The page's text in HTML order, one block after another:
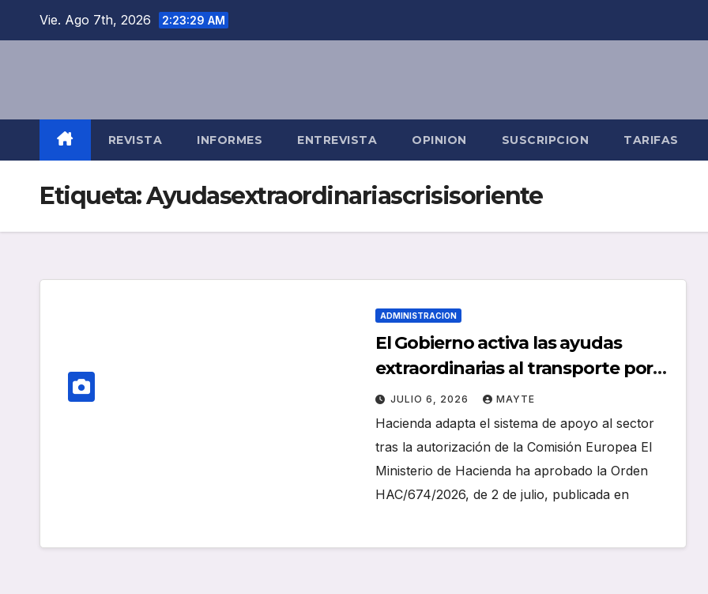
Vie. Ago 7th, 2026 2:23:29 AM
REVISTA INFORMES ENTREVISTA OPINION SUSCRIPCION TARIFAS
Etiqueta:Ayudasextraordinariascrisisoriente
ADMINISTRACION
El Gobierno activa las ayudas
extraordinarias al transporte por
carretera para compensar el
impacto de la crisis en Oriente
Medio
JULIO 6, 2026 MAYTE
Hacienda adapta el sistema de apoyo al sector
tras la autorización de la Comisión Europea El
Ministerio de Hacienda ha aprobado la Orden
HAC/674/2026, de 2 de julio, publicada en